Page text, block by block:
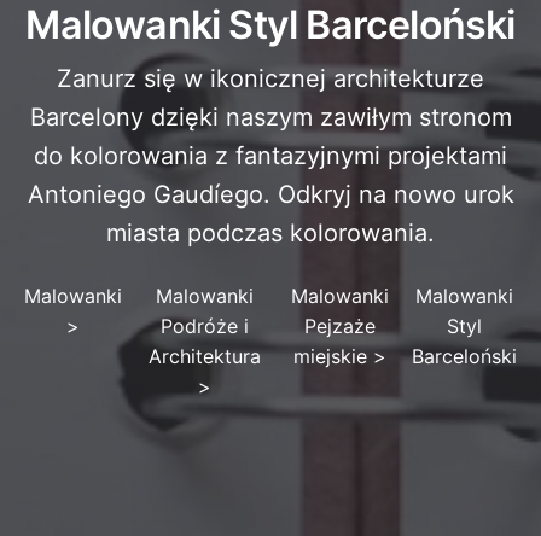
Malowanki Styl Barceloński
Zanurz się w ikonicznej architekturze
Barcelony dzięki naszym zawiłym stronom
do kolorowania z fantazyjnymi projektami
Antoniego Gaudíego. Odkryj na nowo urok
miasta podczas kolorowania.
Malowanki
>
Malowanki
Podróże i
Architektura
>
Malowanki
Pejzaże
miejskie >
Malowanki
Styl
Barceloński